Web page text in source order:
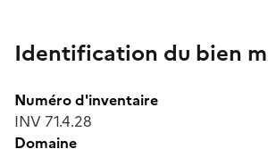
Identification du bien
Numéro d'inventaire
INV 71.4.28
Domaine